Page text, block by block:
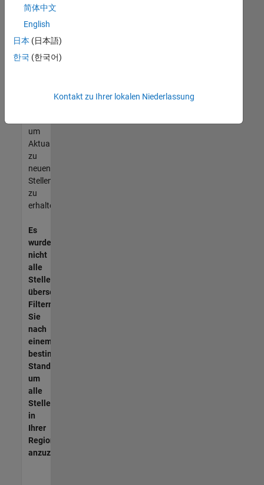
die
Ihren
entsprechen,
werden
unseres
um
Aktualisierungen
zu
neuen
Stellenangeboten
zu
erhalten.
Es
wurden
nicht
alle
Stellen
übersetzt.
Filtern
Sie
nach
einem
bestimmten
Standort,
um
alle
Stellenangebote
in
Ihrer
Region
anzuzeigen.
简体中文
English
日本 (日本語)
한국 (한국어)
Kontakt zu Ihrer lokalen Niederlassung